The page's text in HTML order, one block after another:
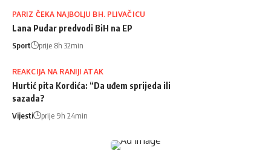
PARIZ ČEKA NAJBOLJU BH. PLIVAČICU
Lana Pudar predvodi BiH na EP
Sport prije 8h 32min
REAKCIJA NA RANIJI ATAK
Hurtić pita Kordića: “Da uđem sprijeda ili
sazada?
Vijesti prije 9h 24min